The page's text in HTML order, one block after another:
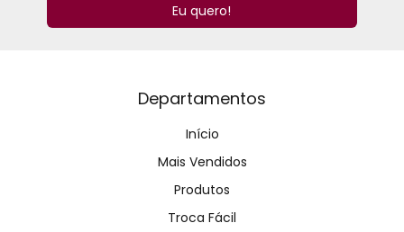
Departamentos
Início
Mais Vendidos
Produtos
Troca Fácil